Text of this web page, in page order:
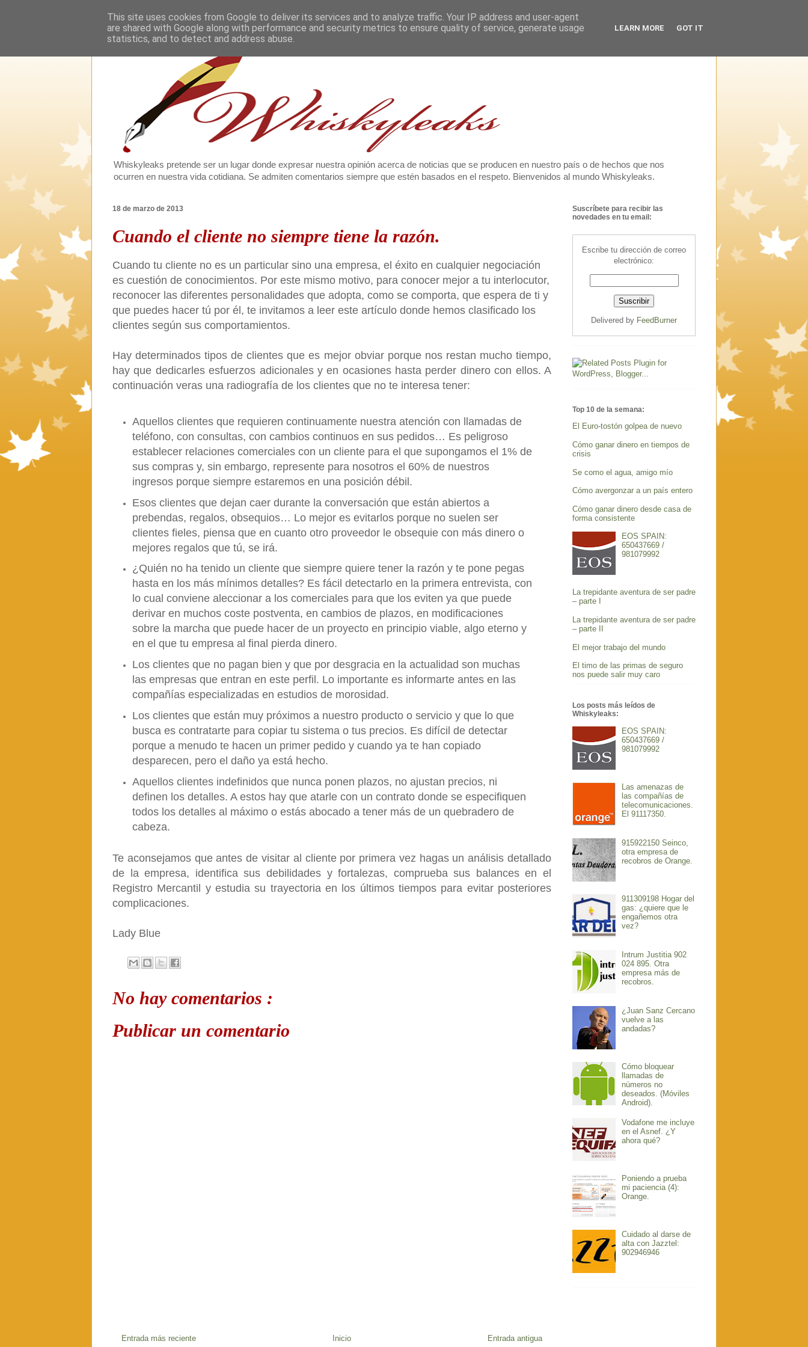
Whiskyleaks pretende ser un lugar donde expresar nuestra opinión acerca de noticias que se producen en nuestro país o de hechos que nos
ocurren en nuestra vida cotidiana. Se admiten comentarios siempre que estén basados en el respeto. Bienvenidos al mundo Whiskyleaks.
18 de marzo de 2013
Cuando el cliente no siempre tiene la razón.
Cuando tu cliente no es un particular sino una empresa, el éxito en cualquier negociación
es cuestión de conocimientos. Por este mismo motivo, para conocer mejor a tu interlocutor,
reconocer las diferentes personalidades que adopta, como se comporta, que espera de ti y
que puedes hacer tú por él, te invitamos a leer este artículo donde hemos clasificado los
clientes según sus comportamientos.
Hay determinados tipos de clientes que es mejor obviar porque nos restan mucho tiempo,
hay que dedicarles esfuerzos adicionales y en ocasiones hasta perder dinero con ellos. A
continuación veras una radiografía de los clientes que no te interesa tener:
Aquellos clientes que requieren continuamente nuestra atención con llamadas de
teléfono, con consultas, con cambios continuos en sus pedidos… Es peligroso
establecer relaciones comerciales con un cliente para el que supongamos el 1% de
sus compras y, sin embargo, represente para nosotros el 60% de nuestros
ingresos porque siempre estaremos en una posición débil.
Esos clientes que dejan caer durante la conversación que están abiertos a
prebendas, regalos, obsequios… Lo mejor es evitarlos porque no suelen ser
clientes fieles, piensa que en cuanto otro proveedor le obsequie con más dinero o
mejores regalos que tú, se irá.
¿Quién no ha tenido un cliente que siempre quiere tener la razón y te pone pegas
hasta en los más mínimos detalles? Es fácil detectarlo en la primera entrevista, con
lo cual conviene aleccionar a los comerciales para que los eviten ya que puede
derivar en muchos coste postventa, en cambios de plazos, en modificaciones
sobre la marcha que puede hacer de un proyecto en principio viable, algo eterno y
en el que tu empresa al final pierda dinero.
Los clientes que no pagan bien y que por desgracia en la actualidad son muchas
las empresas que entran en este perfil. Lo importante es informarte antes en las
compañías especializadas en estudios de morosidad.
Los clientes que están muy próximos a nuestro producto o servicio y que lo que
busca es contratarte para copiar tu sistema o tus precios. Es difícil de detectar
porque a menudo te hacen un primer pedido y cuando ya te han copiado
desparecen, pero el daño ya está hecho.
Aquellos clientes indefinidos que nunca ponen plazos, no ajustan precios, ni
definen los detalles. A estos hay que atarle con un contrato donde se especifiquen
todos los detalles al máximo o estás abocado a tener más de un quebradero de
cabeza.
Te aconsejamos que antes de visitar al cliente por primera vez hagas un análisis detallado
de la empresa, identifica sus debilidades y fortalezas, comprueba sus balances en el
Registro Mercantil y estudia su trayectoria en los últimos tiempos para evitar posteriores
complicaciones.
Lady Blue
No hay comentarios :
Publicar un comentario
Entrada más reciente Entrada antigua
Inicio
Suscríbete para recibir las
novedades en tu email:
Escribe tu dirección de correo
electrónico:
Delivered by FeedBurner
Top 10 de la semana:
El Euro-tostón golpea de nuevo
Cómo ganar dinero en tiempos de
crisis
Se como el agua, amigo mío
Cómo avergonzar a un país entero
Cómo ganar dinero desde casa de
forma consistente
EOS SPAIN:
650437669 /
981079992
La trepidante aventura de ser padre
– parte I
La trepidante aventura de ser padre
– parte II
El mejor trabajo del mundo
El timo de las primas de seguro
nos puede salir muy caro
Los posts más leídos de
Whiskyleaks:
EOS SPAIN:
650437669 /
981079992
Las amenazas de
las compañías de
telecomunicaciones.
El 91117350.
915922150 Seinco,
otra empresa de
recobros de Orange.
911309198 Hogar del
gas: ¿quiere que le
engañemos otra
vez?
Intrum Justitia 902
024 895. Otra
empresa más de
recobros.
¿Juan Sanz Cercano
vuelve a las
andadas?
Cómo bloquear
llamadas de
números no
deseados. (Móviles
Android).
Vodafone me incluye
en el Asnef. ¿Y
ahora qué?
Poniendo a prueba
mi paciencia (4):
Orange.
Cuidado al darse de
alta con Jazztel:
902946946
This site uses cookies from Google to deliver its services and to analyze traffic. Your IP address and user-agent
are shared with Google along with performance and security metrics to ensure quality of service, generate usage
statistics, and to detect and address abuse.
LEARN MORE GOT IT